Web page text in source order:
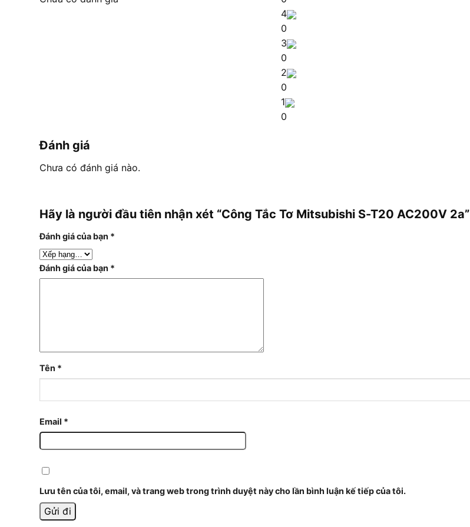
4
0
3
0
2
0
1
0
Đánh giá
Chưa có đánh giá nào.
Hãy là người đầu tiên nhận xét “Công Tắc Tơ Mitsubishi S-T20 AC200V 2a”
Đánh giá của bạn *
Đánh giá của bạn *
Tên *
Email *
Lưu tên của tôi, email, và trang web trong trình duyệt này cho lần bình luận kế tiếp của tôi.